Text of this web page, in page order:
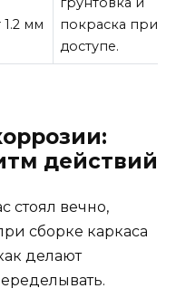
мм
покраска при
доступе.
действий
стоял вечно,
сборке каркаса
делают